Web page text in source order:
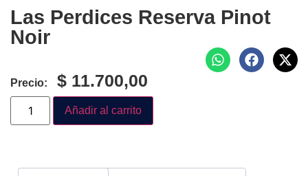
Las Perdices Reserva Pinot
Noir
Precio: $ 11.700,00
Añadir al carrito